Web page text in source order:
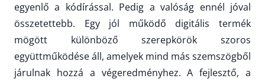
egyenlő a kódírással. Pedig a valóság ennél jóval
összetettebb. Egy jól működő digitális termék
mögött különböző szerepkörök szoros
együttműködése áll, amelyek mind más szemszögből
járulnak hozzá a végeredményhez. A fejlesztő, a